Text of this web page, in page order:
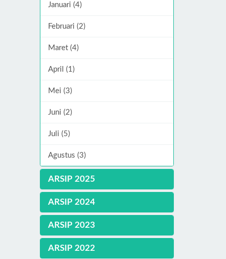
Januari (4)
Februari (2)
Maret (4)
April (1)
Mei (3)
Juni (2)
Juli (5)
Agustus (3)
ARSIP 2025
ARSIP 2024
ARSIP 2023
ARSIP 2022